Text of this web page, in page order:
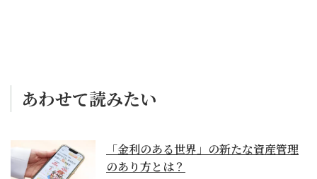
あわせて読みたい
「金利のある世界」の新たな資産管理
のあり方とは？